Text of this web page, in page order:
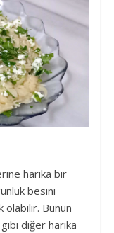
harika bir
besini
olabilir. Bunun
diğer harika